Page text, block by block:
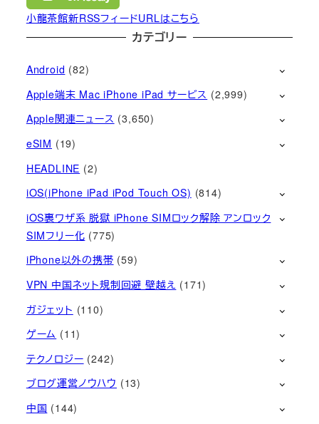
小龍茶館新RSSフィードURLはこちら
カテゴリー
Android (82)
Apple端末 Mac iPhone iPad サービス (2,999)
Apple関連ニュース (3,650)
eSIM (19)
HEADLINE (2)
iOS(iPhone iPad iPod Touch OS) (814)
iOS裏ワザ系 脱獄 iPhone SIMロック解除 アンロック
SIMフリー化 (775)
iPhone以外の携帯 (59)
VPN 中国ネット規制回避 壁越え (171)
ガジェット (110)
ゲーム (11)
テクノロジー (242)
ブログ運営ノウハウ (13)
中国 (144)